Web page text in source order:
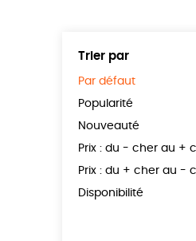
Trier par
Par défaut
Popularité
Nouveauté
Prix : du - cher au +
Prix : du + cher au -
Disponibilité